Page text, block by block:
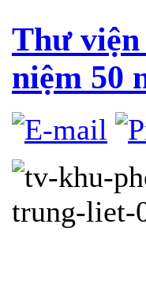
Thư
niệm 50